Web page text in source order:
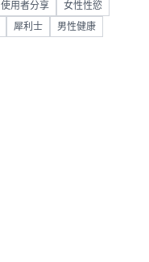
使用者分享 女性性慾
犀利士 男性健康